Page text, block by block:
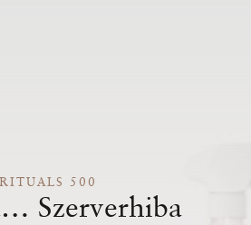
RITUALS 500
Szerverhiba